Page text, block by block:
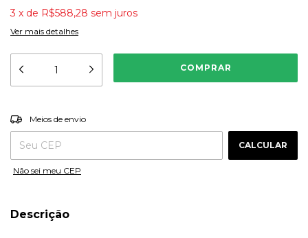
3 x de R$588,28 sem juros
Ver mais detalhes
Entregas para o CEP:
Meios de envio
CALCULAR
Não sei meu CEP
Descrição